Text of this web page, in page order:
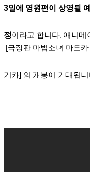
3일에 영원편이 상영될 예
정이라고 합니다. 애니메
[극장판 마법소녀 마도
기카] 의 개봉이 기대됩니